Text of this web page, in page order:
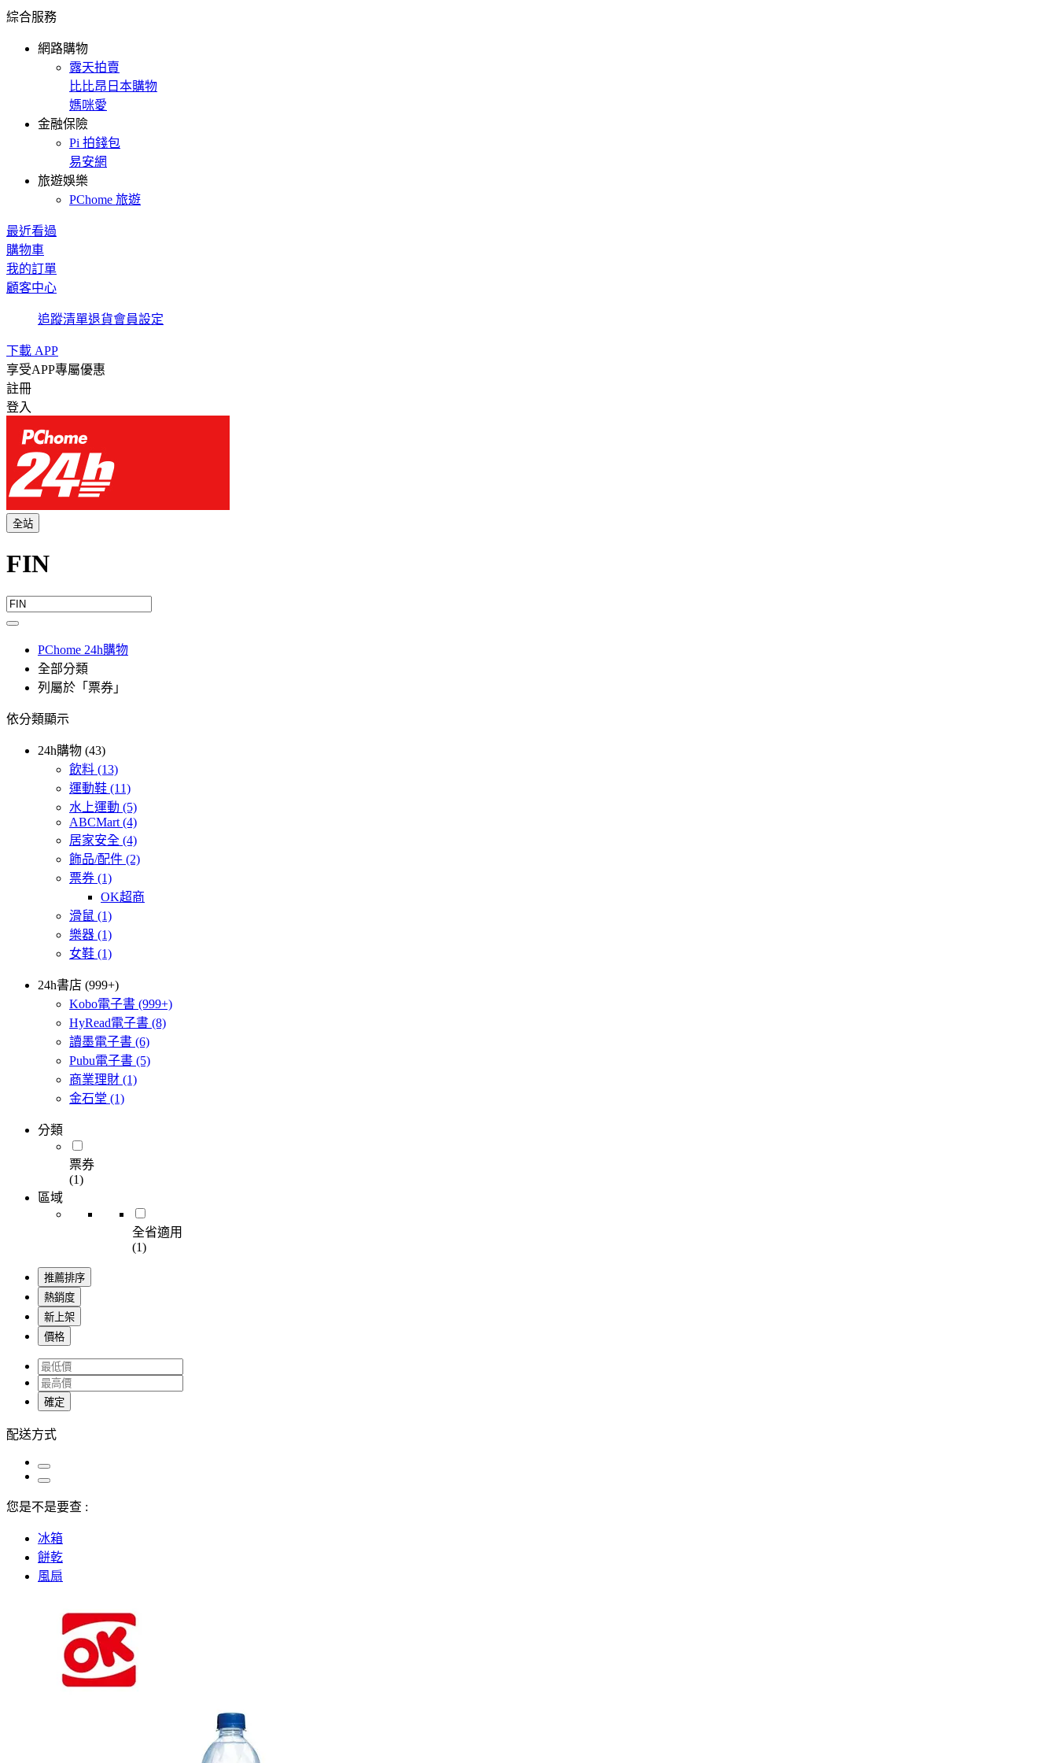
綜合服務
網路購物
露天拍賣
比比昂日本購物
媽咪愛
金融保險
Pi 拍錢包
易安網
旅遊娛樂
PChome 旅遊
最近看過
購物車
我的訂單
顧客中心
追蹤清單退貨會員設定
下載 APP
享受APP專屬優惠
註冊
登入
全站
FIN
PChome 24h購物
全部分類
列屬於「票券」
依分類顯示
24h購物 (43)
飲料 (13)
運動鞋 (11)
水上運動 (5)
ABCMart (4)
居家安全 (4)
飾品/配件 (2)
票券 (1)
OK超商
滑鼠 (1)
樂器 (1)
女鞋 (1)
24h書店 (999+)
Kobo電子書 (999+)
HyRead電子書 (8)
讀墨電子書 (6)
Pubu電子書 (5)
商業理財 (1)
金石堂 (1)
分類
票券
(1)
區域
全省適用
(1)
推薦排序
熱銷度
新上架
價格
確定
配送方式
您是不是要查 :
冰箱
餅乾
風扇